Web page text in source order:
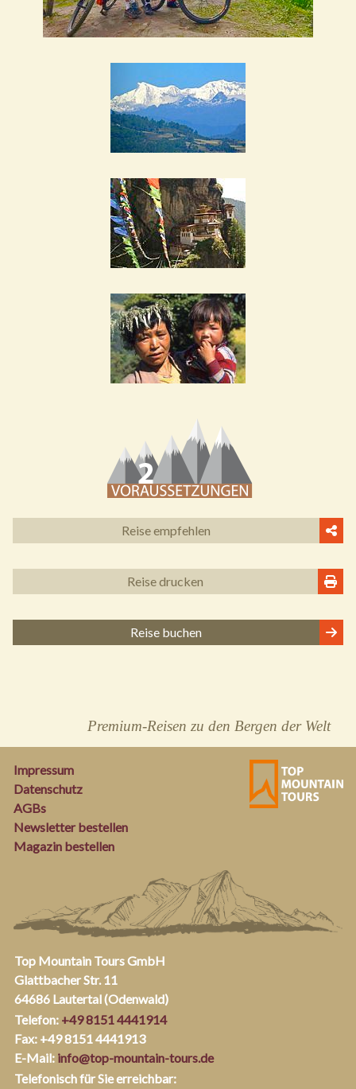
Reise empfehlen
Reise drucken
Reise buchen
Premium-Reisen zu den Bergen der Welt
Impressum
Datenschutz
AGBs
Newsletter bestellen
Magazin bestellen
Top Mountain Tours GmbH
Glattbacher Str. 11
64686 Lautertal (Odenwald)
Telefon: +49 8151 4441914
Fax: +49 8151 4441913
E-Mail: info@top-mountain-tours.de
Telefonisch für Sie erreichbar: